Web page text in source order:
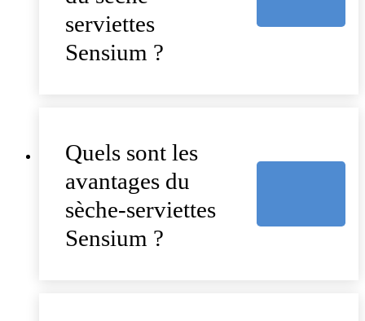
serviettes
Sensium ?
Quels sont les
avantages du
sèche-serviettes
Sensium ?